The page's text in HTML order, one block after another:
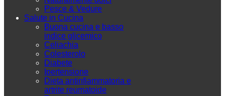
Pesce & Vedure
Salute in Cucina
Buona cucina e basso
indice glicemico
Celiachia
Colesterolo
Diabete
Ipertensione
Dieta antinfiammatoria e
artrite reumatoide